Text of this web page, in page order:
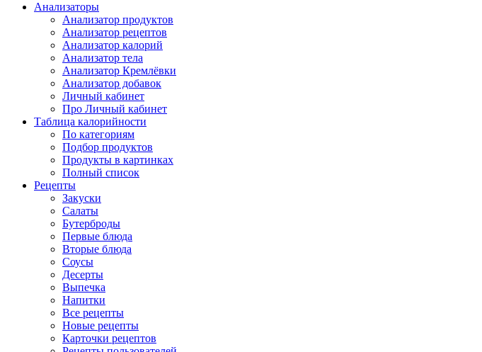
Анализаторы
Анализатор продуктов
Анализатор рецептов
Анализатор калорий
Анализатор тела
Анализатор Кремлёвки
Анализатор добавок
Личный кабинет
Про Личный кабинет
Таблица калорийности
По категориям
Подбор продуктов
Продукты в картинках
Полный список
Рецепты
Закуски
Салаты
Бутерброды
Первые блюда
Вторые блюда
Соусы
Десерты
Выпечка
Напитки
Все рецепты
Новые рецепты
Карточки рецептов